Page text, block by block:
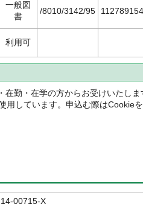
一般図
書
/8010/3142/95
利用可
在勤・在学の方からお受けいたしま
用しています。申込む際はCookie
00715-X